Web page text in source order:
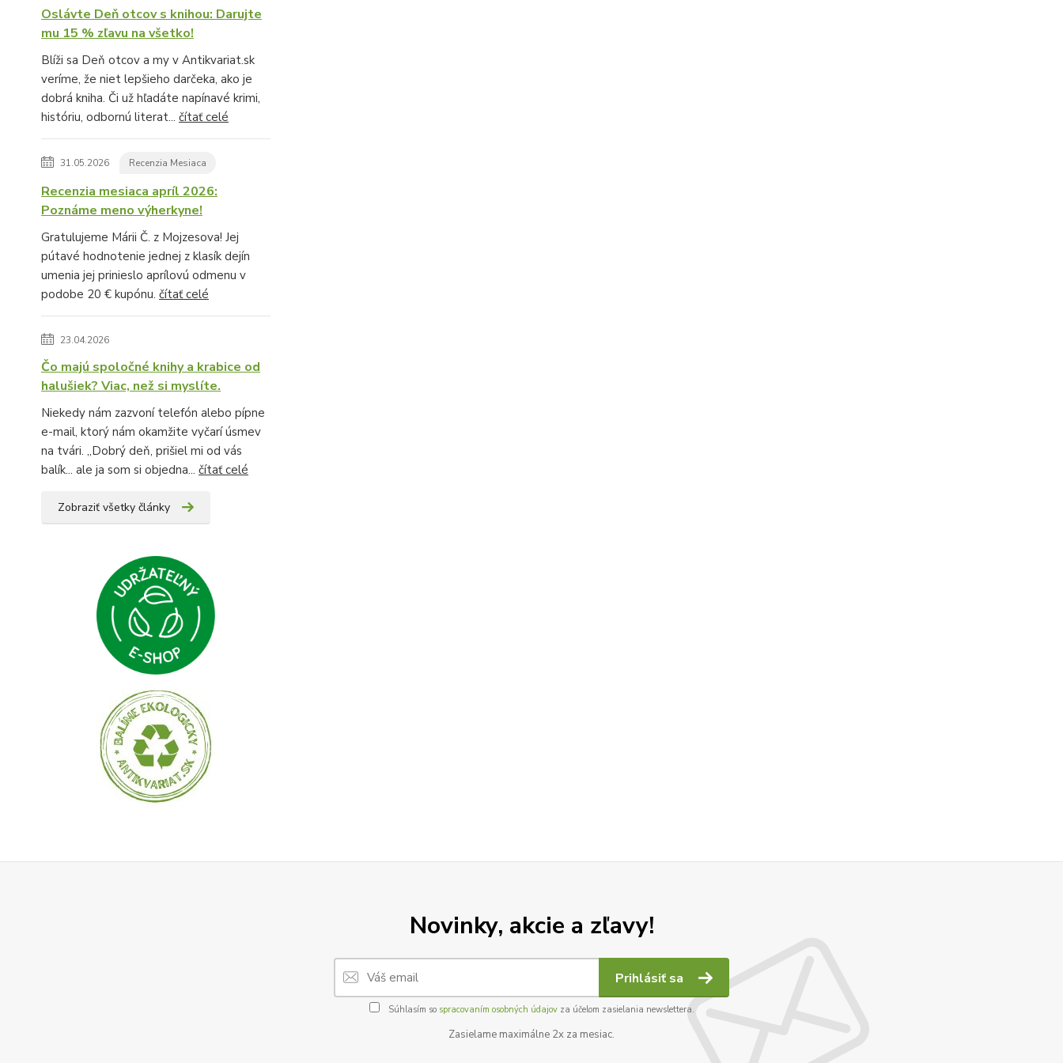
Oslávte Deň otcov s knihou: Darujte
mu 15 % zľavu na všetko!
Blíži sa Deň otcov a my v Antikvariat.sk
veríme, že niet lepšieho darčeka, ako je
dobrá kniha. Či už hľadáte napínavé krimi,
históriu, odbornú literat... čítať celé
31.05.2026 Recenzia Mesiaca
Recenzia mesiaca apríl 2026:
Poznáme meno výherkyne!
Gratulujeme Márii Č. z Mojzesova! Jej
pútavé hodnotenie jednej z klasík dejín
umenia jej prinieslo aprílovú odmenu v
podobe 20 € kupónu. čítať celé
23.04.2026
Čo majú spoločné knihy a krabice od
halušiek? Viac, než si myslíte.
Niekedy nám zazvoní telefón alebo pípne
e-mail, ktorý nám okamžite vyčarí úsmev
na tvári. „Dobrý deň, prišiel mi od vás
balík... ale ja som si objedna... čítať celé
Zobraziť všetky články
Novinky, akcie a zľavy!
Prihlásiť sa
Súhlasím so spracovaním osobných údajovza účelom zasielania newslettera.
Zasielame maximálne 2x za mesiac.